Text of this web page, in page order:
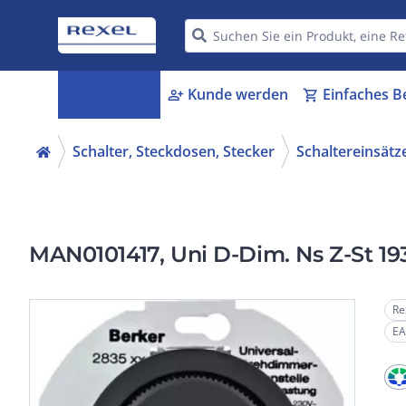
person_add Kunde werden shopping_cart Einfaches
Schalter, Steckdosen, Stecker
MAN0101417, Uni D-Dim. Ns Z-St